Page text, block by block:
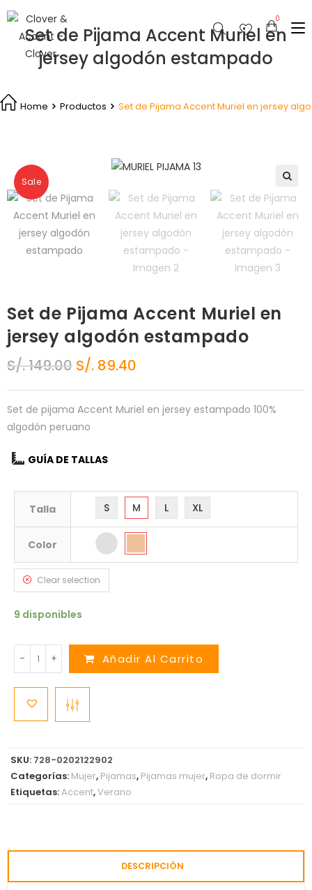
Set de Pijama Accent Muriel en
jersey algodón estampado
Home Productos Set de Pijama Accent Muriel en jersey
Sale
🔍
Set de Pijama Accent Muriel en
jersey algodón estampado
S/.149.00 S/. 89.40
Set de pijama Accent Muriel en jersey estampado 100%
algodón peruano
GUÍA DE TALLAS
Talla S M L XL
Color
Clear selection
9 disponibles
- + Añadir Al Carrito
SKU: 728-0202122902
Categorías: Mujer, Pijamas, Pijamas mujer, Ropa de dormir
Etiquetas:Accent,Verano
DESCRIPCIÓN